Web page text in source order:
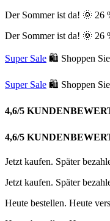
Der Sommer ist da! 🌞 26
Der Sommer ist da! 🌞 26
Super Sale 🛍 Shoppen
Super Sale 🛍 Shoppen
4,6/5
4,6/5
Jetzt kaufen. Später
Jetzt kaufen. Später
Heute bestellen. Heute